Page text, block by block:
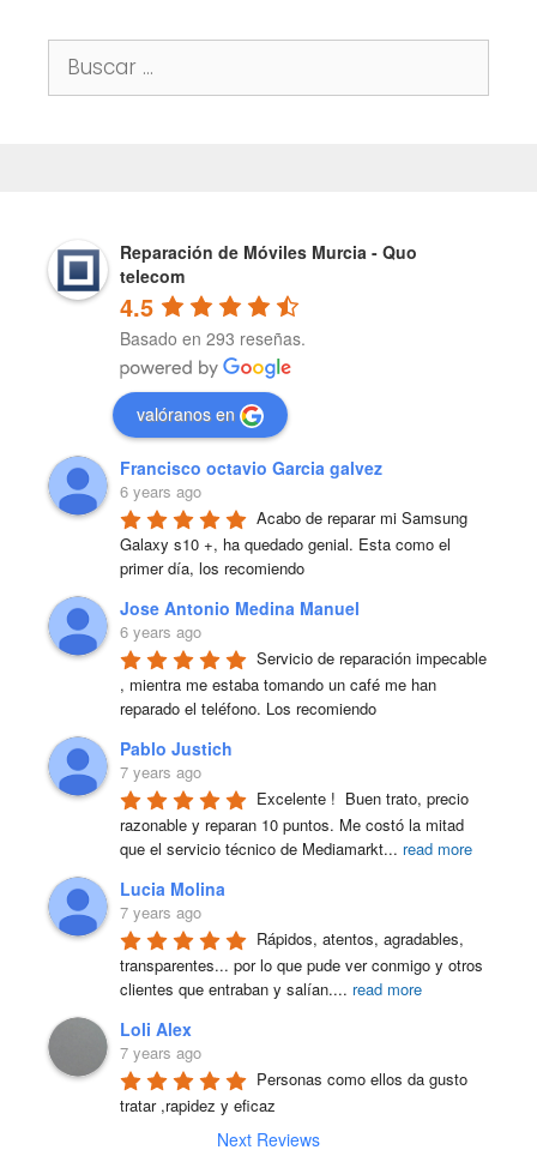
Buscar:
Reparación de Móviles Murcia - Quo
telecom
4.5
Basado en 293 reseñas.
valóranos en
Francisco octavio Garcia galvez
6 years ago
Acabo de reparar mi Samsung
Galaxy s10 +, ha quedado genial. Esta como el
primer día, los recomiendo
Jose Antonio Medina Manuel
6 years ago
Servicio de reparación impecable
, mientra me estaba tomando un café me han
reparado el teléfono. Los recomiendo
Pablo Justich
7 years ago
Excelente !  Buen trato, precio
razonable y reparan 10 puntos. Me costó la mitad
que el servicio técnico de Mediamarkt... read more
Lucia Molina
7 years ago
Rápidos, atentos, agradables,
transparentes... por lo que pude ver conmigo y otros
clientes que entraban y salían.... read more
Loli Alex
7 years ago
Personas como ellos da gusto
tratar ,rapidez y eficaz
Next Reviews